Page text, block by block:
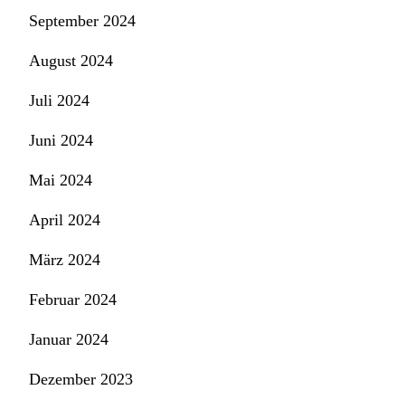
September 2024
August 2024
Juli 2024
Juni 2024
Mai 2024
April 2024
März 2024
Februar 2024
Januar 2024
Dezember 2023